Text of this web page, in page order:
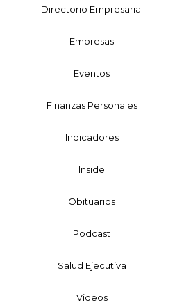
Directorio Empresarial
Empresas
Eventos
Finanzas Personales
Indicadores
Inside
Obituarios
Podcast
Salud Ejecutiva
Videos